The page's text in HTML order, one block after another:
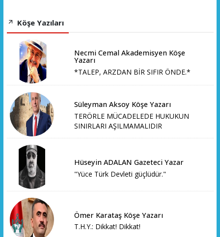
Köşe Yazıları
Necmi Cemal Akademisyen Köşe
Yazarı
*TALEP, ARZDAN BİR SIFIR ÖNDE.*
Süleyman Aksoy Köşe Yazarı
TERÖRLE MÜCADELEDE HUKUKUN
SINIRLARI AŞILMAMALIDIR
Hüseyin ADALAN Gazeteci Yazar
"Yüce Türk Devleti güçlüdür."
Ömer Karataş Köşe Yazarı
T.H.Y.: Dikkat! Dikkat!